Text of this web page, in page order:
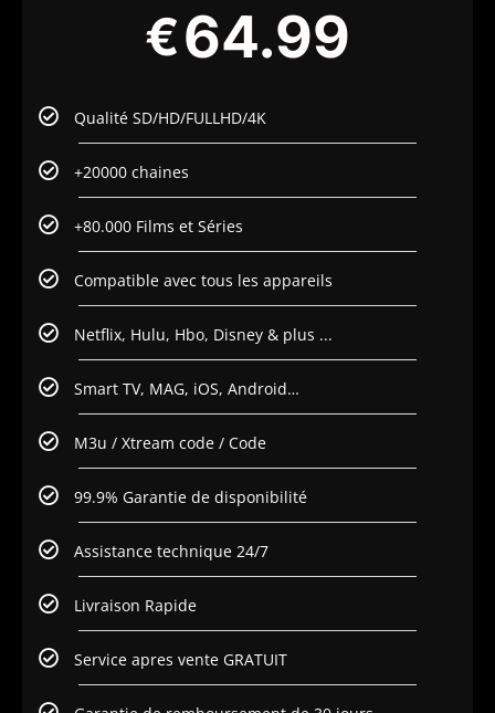
€64.99
Qualité SD/HD/FULLHD/4K
+20000 chaines
+80.000 Films et Séries
Compatible avec tous les appareils
Netflix, Hulu, Hbo, Disney & plus ...
Smart TV, MAG, iOS, Android…
M3u / Xtream code / Code
99.9% Garantie de disponibilité
Assistance technique 24/7
Livraison Rapide
Service apres vente GRATUIT